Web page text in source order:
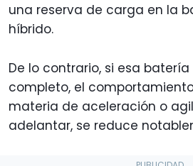
una reserva de carga en la
híbrido.
De lo contrario, si esa
completo, el
materia de aceleración o
adelantar, se reduce